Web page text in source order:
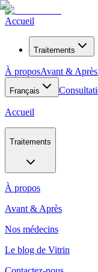
Accueil
Traitements
À proposAvant & Après
Français
Accueil
Traitements
À propos
Avant & Après
Nos médecins
Le blog de Vitrin